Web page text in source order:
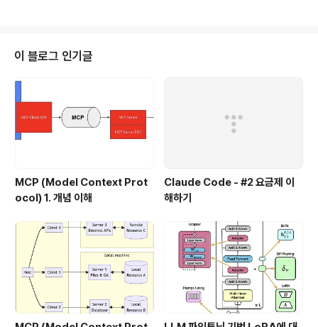
부족한점은 메꿔 나가게 하는것이 메니져로써의 역할이 아닐까?
이 블로그 인기글
MCP (Model Context Prot
ocol) 1. 개념 이해
Claude Code - #2 요금제 이
해하기